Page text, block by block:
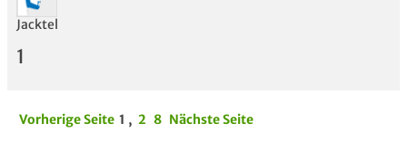
Jacktel
1
Vorherige Seite 1 , 2 8 Nächste Seite